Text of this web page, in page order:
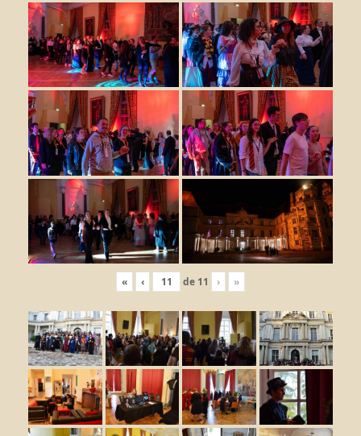
« ‹ de 11 › »